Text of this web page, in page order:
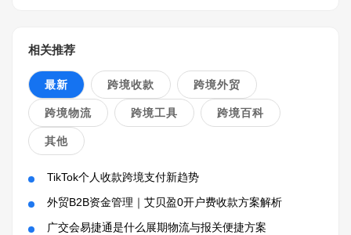
相关推荐
最新 跨境收款 跨境外贸
跨境物流 跨境工具 跨境百科
其他
TikTok个人收款跨境支付新趋势
外贸B2B资金管理｜艾贝盈0开户费收款方案解析
广交会易捷通是什么展期物流与报关便捷方案